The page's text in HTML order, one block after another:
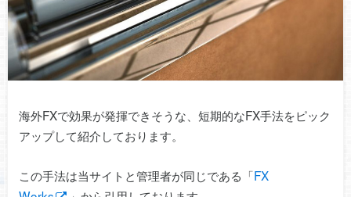
海外FXで効果が発揮できそうな、短期的なFX手法をピック
アップして紹介しております。
この手法は当サイトと管理者が同じである「FX